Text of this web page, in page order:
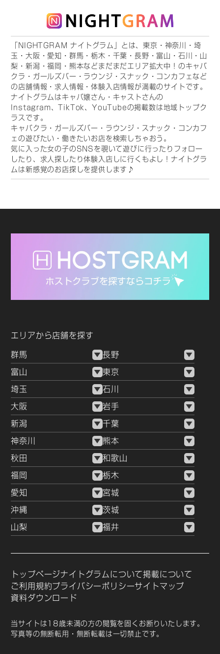
「NIGHTGRAM ナイトグラム」とは、東京・神奈川・埼
玉・大阪・愛知・群馬・栃木・千葉・長野・富山・石川・山
梨・新潟・福岡・熊本などまだまだエリア拡大中！のキャバ
クラ・ガールズバー・ラウンジ・スナック・コンカフェなど
の店舗情報・求人情報・体験入店情報が満載のサイトです。
ナイトグラムはキャバ嬢さん・キャストさんの
Instagram、TikTok、YouTubeの掲載数は地域トップク
ラスです。
キャバクラ・ガールズバー・ラウンジ・スナック・コンカフ
ェの遊びたい・働きたいお店を検索しちゃおう。
気に入った女の子のSNSを覗いて遊びに行ったりフォロー
したり、求人探したり体験入店しに行くもよし！ナイトグラ
ムは新感覚のお店探しを提供します♪
エリアから店舗を探す
群馬 長野
富山 東京
埼玉 石川
大阪 岩手
新潟 千葉
神奈川 熊本
秋田 和歌山
福岡 栃木
愛知 宮城
沖縄 茨城
山梨 福井
トップページナイトグラムについて掲載について
ご利用規約プライバシーポリシーサイトマップ
資料ダウンロード
当サイトは18歳未満の方の閲覧を固くお断りいたします。
写真等の無断転用・無断転載は一切禁止です。